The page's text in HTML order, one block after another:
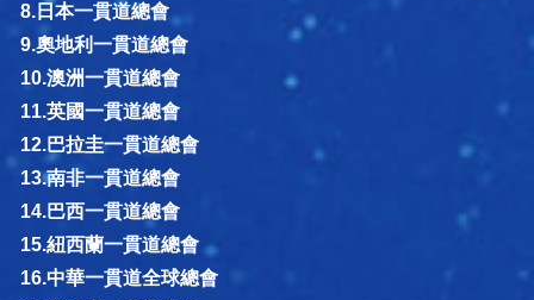
8.日本一貫道總會
9.奧地利一貫道總會
10.澳洲一貫道總會
11.英國一貫道總會
12.巴拉圭一貫道總會
13.南非一貫道總會
14.巴西一貫道總會
15.紐西蘭一貫道總會
16.中華一貫道全球總會